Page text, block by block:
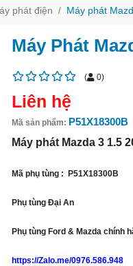
phát điện Máy phát
Máy Phát
( 0)
Liên hệ
Mã sản phẩm: P51X18300B
Máy phát Mazda 3 1.5
Mã phụ tùng : P51X18300B
Phụ tùng Đại An
Phụ tùng Ford & Mazda chính
https://Zalo.me/0976.586.948